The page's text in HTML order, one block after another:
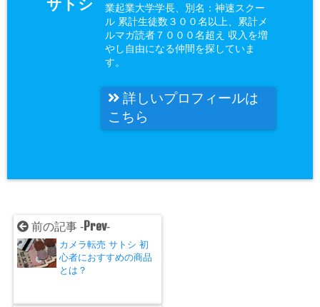
サトシ
業起業大学学長、別名：神速スクー
ル 累計生徒数３００名以上、累計メ
ルマガ読者７０００名超え 収入を増
やし自由になる仲間を探していま
す。
詳しいプロフィールは
こちら
前の記事 - Prev-
カメラ転売 サトシ 初
心者におすすめの商品
とは？